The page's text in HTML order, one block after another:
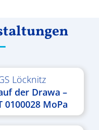
Löcknitz
der Drawa –
0100028 MoPa